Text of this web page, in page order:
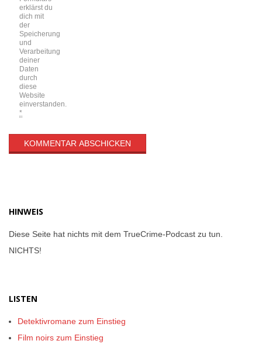
erklärst du
dich mit
der
Speicherung
und
Verarbeitung
deiner
Daten
durch
diese
Website
einverstanden.
*
HINWEIS
Diese Seite hat nichts mit dem TrueCrime-Podcast zu tun.
NICHTS!
LISTEN
Detektivromane zum Einstieg
Film noirs zum Einstieg